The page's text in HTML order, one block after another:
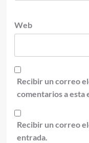
Web
Recibir un correo
comentarios a esta
Recibir un correo
entrada.